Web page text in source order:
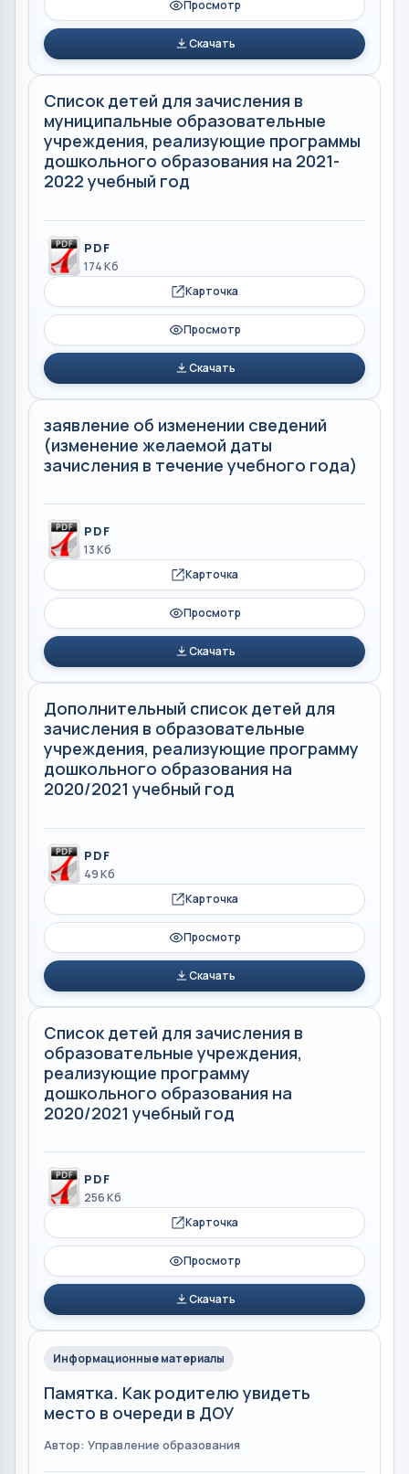
Просмотр
Скачать
Список детей для зачисления в
муниципальные образовательные
учреждения, реализующие программы
дошкольного образования на 2021-
2022 учебный год
PDF
174 Кб
Карточка
Просмотр
Скачать
заявление об изменении сведений
(изменение желаемой даты
зачисления в течение учебного года)
PDF
13 Кб
Карточка
Просмотр
Скачать
Дополнительный список детей для
зачисления в образовательные
учреждения, реализующие программу
дошкольного образования на
2020/2021 учебный год
PDF
49 Кб
Карточка
Просмотр
Скачать
Список детей для зачисления в
образовательные учреждения,
реализующие программу
дошкольного образования на
2020/2021 учебный год
PDF
256 Кб
Карточка
Просмотр
Скачать
Информационные материалы
Памятка. Как родителю увидеть
место в очереди в ДОУ
Автор: Управление образования